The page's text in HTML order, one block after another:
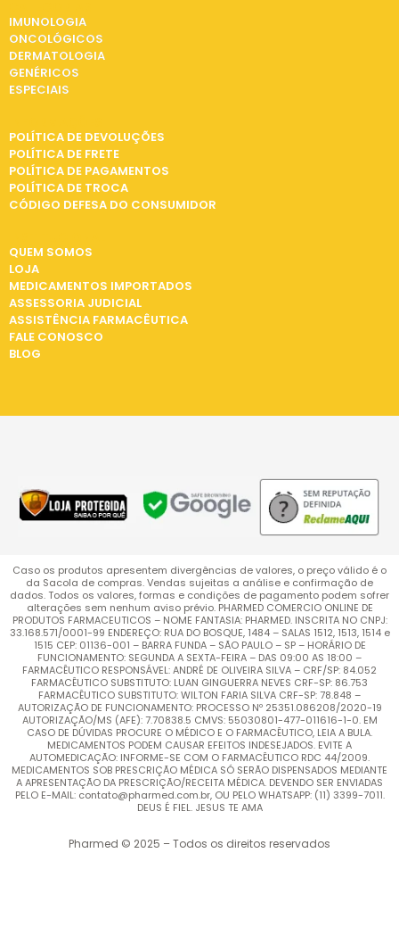
IMUNOLOGIA
ONCOLÓGICOS
DERMATOLOGIA
GENÉRICOS
ESPECIAIS
POLÍTICA DE DEVOLUÇÕES
POLÍTICA DE FRETE
POLÍTICA DE PAGAMENTOS
POLÍTICA DE TROCA
CÓDIGO DEFESA DO CONSUMIDOR
QUEM SOMOS
LOJA
MEDICAMENTOS IMPORTADOS
ASSESSORIA JUDICIAL
ASSISTÊNCIA FARMACÊUTICA
FALE CONOSCO
BLOG
Caso os produtos apresentem divergências de valores, o preço válido é o
da Sacola de compras. Vendas sujeitas a análise e confirmação de
dados. Todos os valores, formas e condições de pagamento podem sofrer
alterações sem nenhum aviso prévio. PHARMED COMERCIO ONLINE DE
PRODUTOS FARMACEUTICOS – NOME FANTASIA: PHARMED. INSCRITA NO CNPJ:
33.168.571/0001-99 ENDEREÇO: RUA DO BOSQUE, 1484 – SALAS 1512, 1513, 1514 e
1515 CEP: 01136-001 – BARRA FUNDA – SÃO PAULO – SP – HORÁRIO DE
FUNCIONAMENTO: SEGUNDA A SEXTA-FEIRA – DAS 09:00 AS 18:00 –
FARMACÊUTICO RESPONSÁVEL: ANDRÉ DE OLIVEIRA SILVA – CRF/SP: 84.052
FARMACÊUTICO SUBSTITUTO: LUAN GINGUERRA NEVES CRF-SP: 86.753
FARMACÊUTICO SUBSTITUTO: WILTON FARIA SILVA CRF-SP: 78.848 –
AUTORIZAÇÃO DE FUNCIONAMENTO: PROCESSO Nº 25351.086208/2020-19
AUTORIZAÇÃO/MS (AFE): 7.70838.5 CMVS: 55030801-477-011616-1-0. EM
CASO DE DÚVIDAS PROCURE O MÉDICO E O FARMACÊUTICO, LEIA A BULA.
MEDICAMENTOS PODEM CAUSAR EFEITOS INDESEJADOS. EVITE A
AUTOMEDICAÇÃO: INFORME-SE COM O FARMACÊUTICO RDC 44/2009.
MEDICAMENTOS SOB PRESCRIÇÃO MÉDICA SÓ SERÃO DISPENSADOS MEDIANTE
A APRESENTAÇÃO DA PRESCRIÇÃO/RECEITA MÉDICA. DEVENDO SER ENVIADAS
PELO E-MAIL: contato@pharmed.com.br, OU PELO WHATSAPP: (11) 3399-7011.
DEUS É FIEL. JESUS TE AMA
Pharmed © 2025 – Todos os direitos reservados